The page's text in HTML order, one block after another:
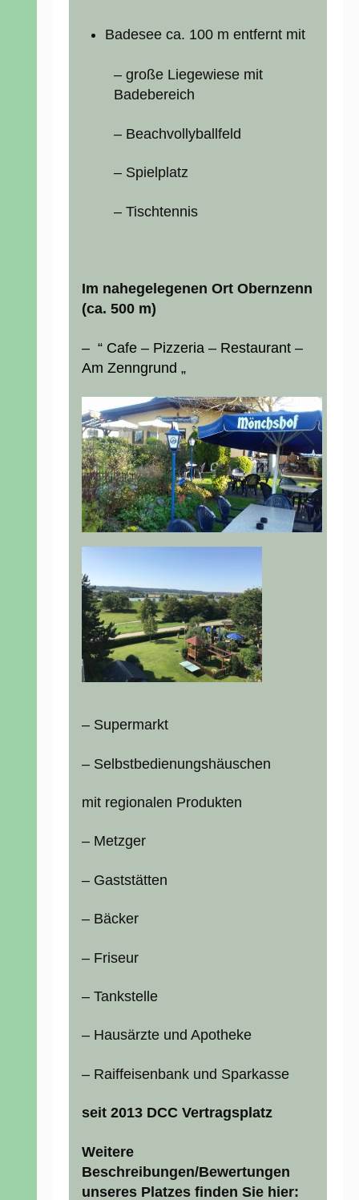
Badesee ca. 100 m entfernt mit
– große Liegewiese mit
Badebereich
– Beachvollyballfeld
– Spielplatz
– Tischtennis
Im nahegelegenen Ort Obernzenn
(ca. 500 m)
– “ Cafe – Pizzeria – Restaurant –
Am Zenngrund „
– Supermarkt
– Selbstbedienungshäuschen
mit regionalen Produkten
– Metzger
– Gaststätten
– Bäcker
– Friseur
– Tankstelle
– Hausärzte und Apotheke
– Raiffeisenbank und Sparkasse
seit 2013 DCC Vertragsplatz
Weitere
Beschreibungen/Bewertungen
unseres Platzes finden Sie hier: